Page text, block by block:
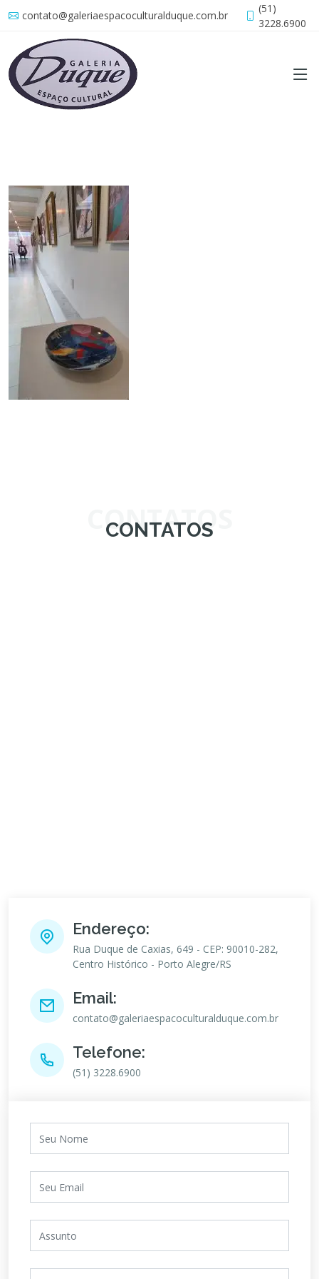
contato@galeriaespacoculturalduque.com.br
(51)
3228.6900
CONTATOS
CONTATOS
Endereço:
Rua Duque de Caxias, 649 - CEP: 90010-282,
Centro Histórico - Porto Alegre/RS
Email:
contato@galeriaespacoculturalduque.com.br
Telefone:
(51) 3228.6900